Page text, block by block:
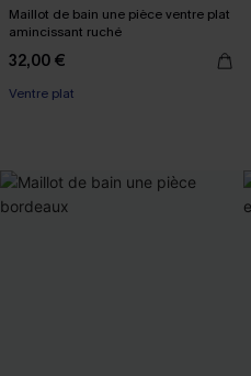
Maillot de bain une pièce ventre plat
amincissant ruché
32,00 €
Ventre plat